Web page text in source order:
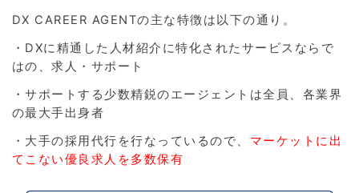
DX CAREER AGENTの主な特徴は以下の通り。
・DXに精通した人材紹介に特化されたサービスならで
はの、求人・サポート
・サポートする少数精鋭のエージェントは全員、各業界
の最大手出身者
・大手の採用代行を行なっているので、 マーケットに出
てこない優良求人を多数保有